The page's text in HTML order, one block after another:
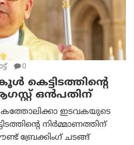
0
ഒൻപതിന്
ഇടവകയുടെ
നിർമ്മാണത്തിന്
ബ്രേക്കിംഗ് ചടങ്ങ്